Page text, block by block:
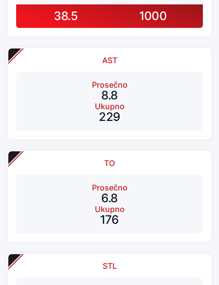
38.5
1000
AST
Prosečno
8.8
Ukupno
229
TO
Prosečno
6.8
Ukupno
176
STL